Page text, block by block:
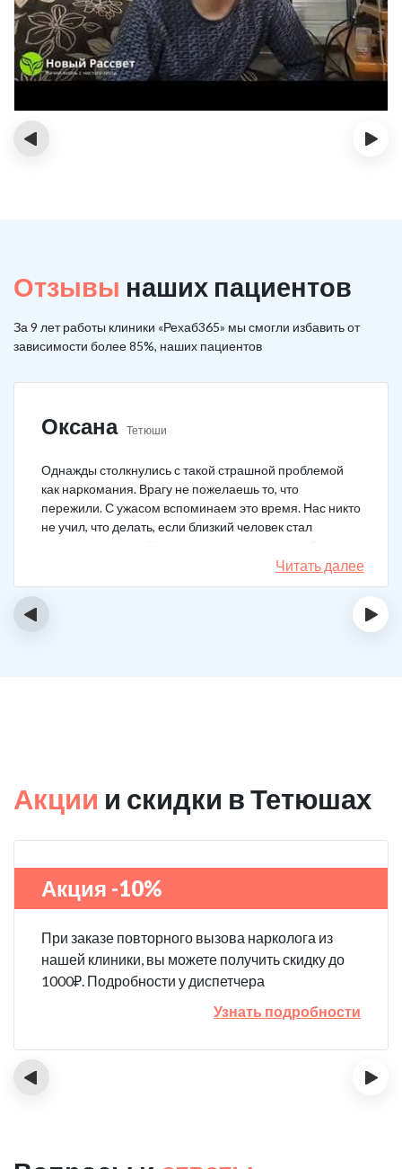
‹ ›
Отзывы наших пациентов
За 9 лет работы клиники «Рехаб365» мы смогли избавить от
зависимости более 85%, наших пациентов
Оксана Тетюши
Однажды столкнулись с такой страшной проблемой
как наркомания. Врагу не пожелаешь то, что
пережили. С ужасом вспоминаем это время. Нас никто
не учил, что делать, если близкий человек стал
наркозависимым. Честно говоря, надежды не было,
думали, что все лечение бесполезно, но решили
попробовать и отправить родственника в клинику на
Читать далее
‹ ›
Акции и скидки в Тетюшах
Акция -10%
При заказе повторного вызова нарколога из
нашей клиники, вы можете получить скидку до
1000₽. Подробности у диспетчера
Узнать подробности
‹ ›